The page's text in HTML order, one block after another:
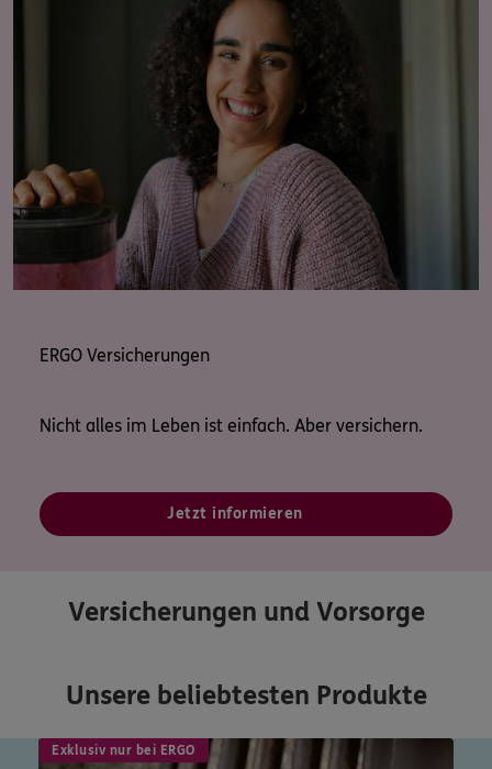
ERGO Versicherungen
Nicht alles im Leben ist einfach. Aber versichern.
Jetzt informieren
Versicherungen und Vorsorge
Unsere beliebtesten Produkte
Exklusiv nur bei ERGO